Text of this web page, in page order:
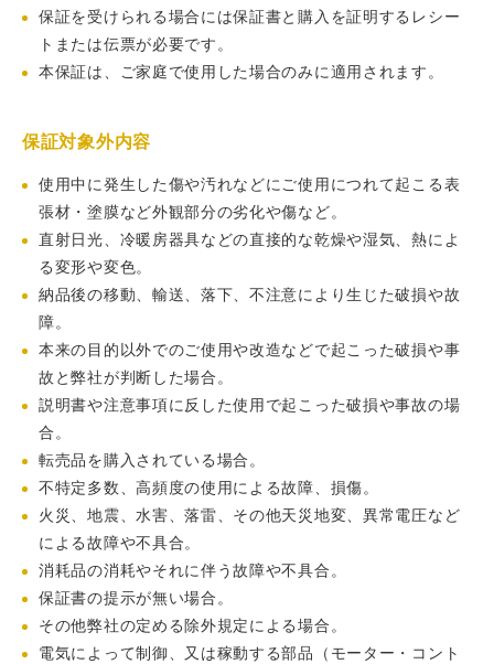
保証を受けられる場合には保証書と購入を証明するレシー
トまたは伝票が必要です。
本保証は、ご家庭で使用した場合のみに適用されます。
保証対象外内容
使用中に発生した傷や汚れなどにご使用につれて起こる表
張材・塗膜など外観部分の劣化や傷など。
直射日光、冷暖房器具などの直接的な乾燥や湿気、熱によ
る変形や変色。
納品後の移動、輸送、落下、不注意により生じた破損や故
障。
本来の目的以外でのご使用や改造などで起こった破損や事
故と弊社が判断した場合。
説明書や注意事項に反した使用で起こった破損や事故の場
合。
転売品を購入されている場合。
不特定多数、高頻度の使用による故障、損傷。
火災、地震、水害、落雷、その他天災地変、異常電圧など
による故障や不具合。
消耗品の消耗やそれに伴う故障や不具合。
保証書の提示が無い場合。
その他弊社の定める除外規定による場合。
電気によって制御、又は稼動する部品（モーター・コント